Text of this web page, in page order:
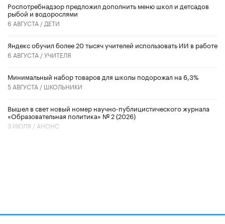
Роспотребнадзор предложил дополнить меню школ и детсадов
рыбой и водорослями
6 АВГУСТА / ДЕТИ
​Яндекс обучил более 20 тысяч учителей использовать ИИ в работе
6 АВГУСТА /УЧИТЕЛЯ
Минимальный набор товаров для школы подорожал на 6,3%
5 АВГУСТА / ШКОЛЬНИКИ
Вышел в свет новый номер научно-публицистического журнала
«Образовательная политика» № 2 (2026)
3 ИЮЛЯ / АНОНС